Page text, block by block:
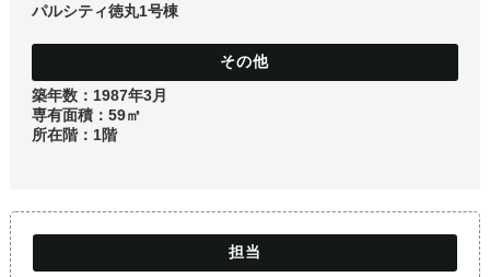
パルシティ徳丸1号棟
築年数：1987年3月
専有面積：59㎡
所在階：1階